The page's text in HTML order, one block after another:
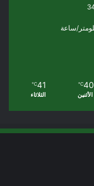
40
℃
الأثنين
41
℃
الثلاثاء